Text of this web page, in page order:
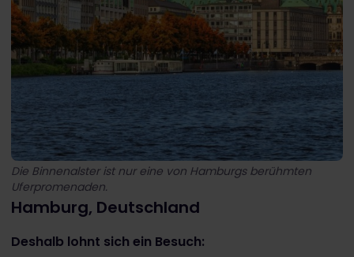
Die Binnenalster ist nur eine von Hamburgs berühmten
Uferpromenaden.
Hamburg, Deutschland
Deshalb lohnt sich ein Besuch: